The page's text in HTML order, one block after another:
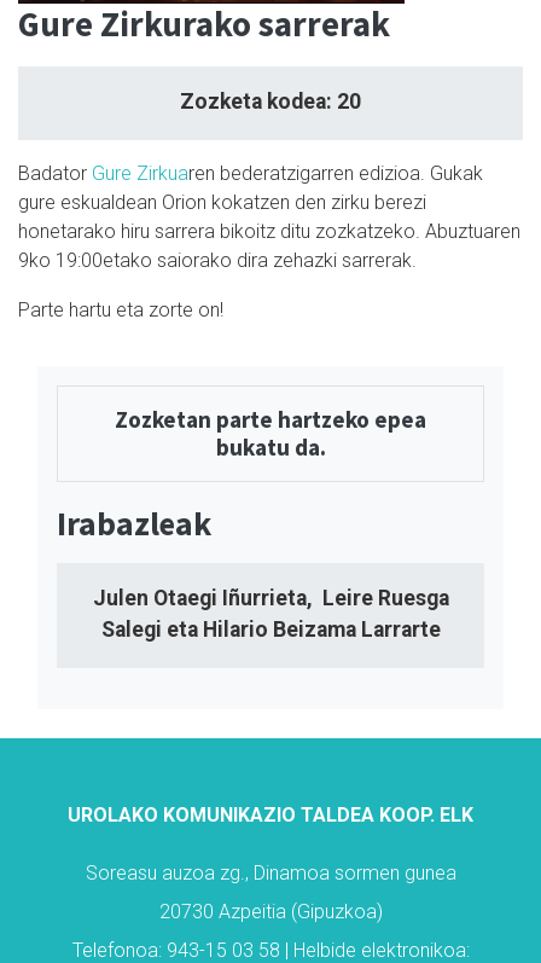
Gure Zirkurako sarrerak
Zozketa kodea: 20
Badator Gure Zirkuaren bederatzigarren edizioa. Gukak
gure eskualdean Orion kokatzen den zirku berezi
honetarako hiru sarrera bikoitz ditu zozkatzeko. Abuztuaren
9ko 19:00etako saiorako dira zehazki sarrerak.
Parte hartu eta zorte on!
Zozketan parte hartzeko epea
bukatu da.
Irabazleak
Julen Otaegi Iñurrieta, Leire Ruesga
Salegi eta Hilario Beizama Larrarte
UROLAKO KOMUNIKAZIO TALDEA KOOP. ELK
Soreasu auzoa zg., Dinamoa sormen gunea
20730 Azpeitia (Gipuzkoa)
Telefonoa: 943-15 03 58 | Helbide elektronikoa: